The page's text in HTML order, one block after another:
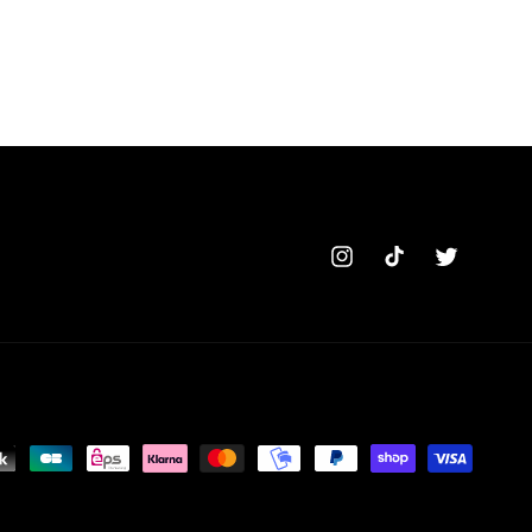
InstagramTikTok Twitter